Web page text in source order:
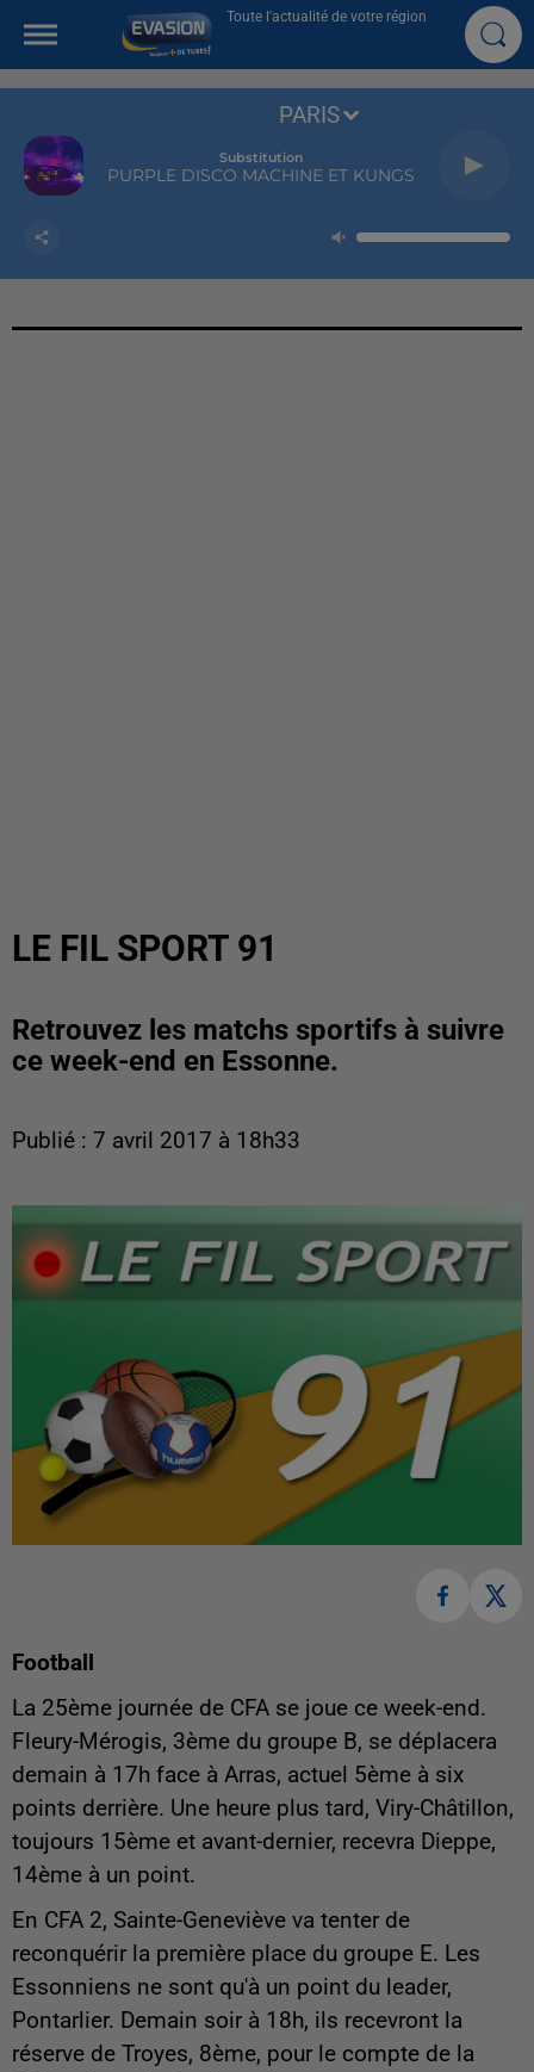
Toute l'actualité de votre région
Substitution
PURPLE DISCO MACHINE ET KUNGS
PARIS
LE FIL SPORT 91
Retrouvez les matchs sportifs à suivre
ce week-end en Essonne.
Publié : 7 avril 2017 à 18h33
Football
La 25ème journée de CFA se joue ce week-end.
Fleury-Mérogis, 3ème du groupe B, se déplacera
demain à 17h face à Arras, actuel 5ème à six
points derrière. Une heure plus tard, Viry-Châtillon,
toujours 15ème et avant-dernier, recevra Dieppe,
14ème à un point.
En CFA 2, Sainte-Geneviève va tenter de
reconquérir la première place du groupe E. Les
Essonniens ne sont qu'à un point du leader,
Pontarlier. Demain soir à 18h, ils recevront la
réserve de Troyes, 8ème, pour le compte de la